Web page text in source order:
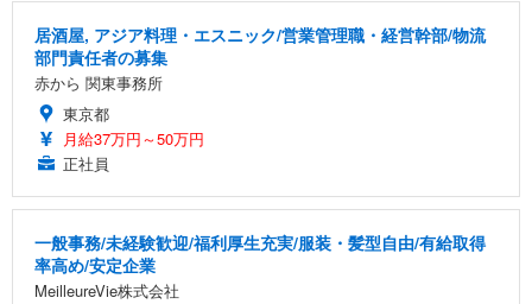
居酒屋, アジア料理・エスニック/営業管理職・経営幹部/物流
部門責任者の募集
赤から 関東事務所
東京都
月給37万円～50万円
正社員
一般事務/未経験歓迎/福利厚生充実/服装・髪型自由/有給取得
率高め/安定企業
MeilleureVie株式会社